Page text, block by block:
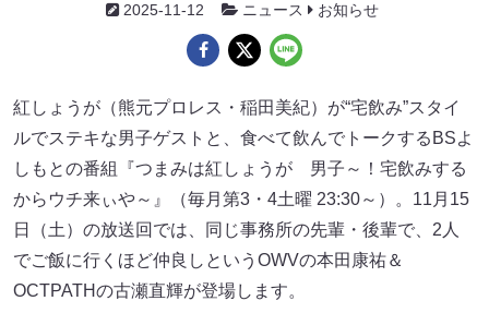
2025-11-12 ニュース お知らせ
紅しょうが（熊元プロレス・稲田美紀）が“宅飲み”スタイ
ルでステキな男子ゲストと、食べて飲んでトークするBSよ
しもとの番組『つまみは紅しょうが 男子～！宅飲みする
からウチ来ぃや～』（毎月第3・4土曜 23:30～）。11月15
日（土）の放送回では、同じ事務所の先輩・後輩で、2人
でご飯に行くほど仲良しというOWVの本田康祐＆
OCTPATHの古瀬直輝が登場します。